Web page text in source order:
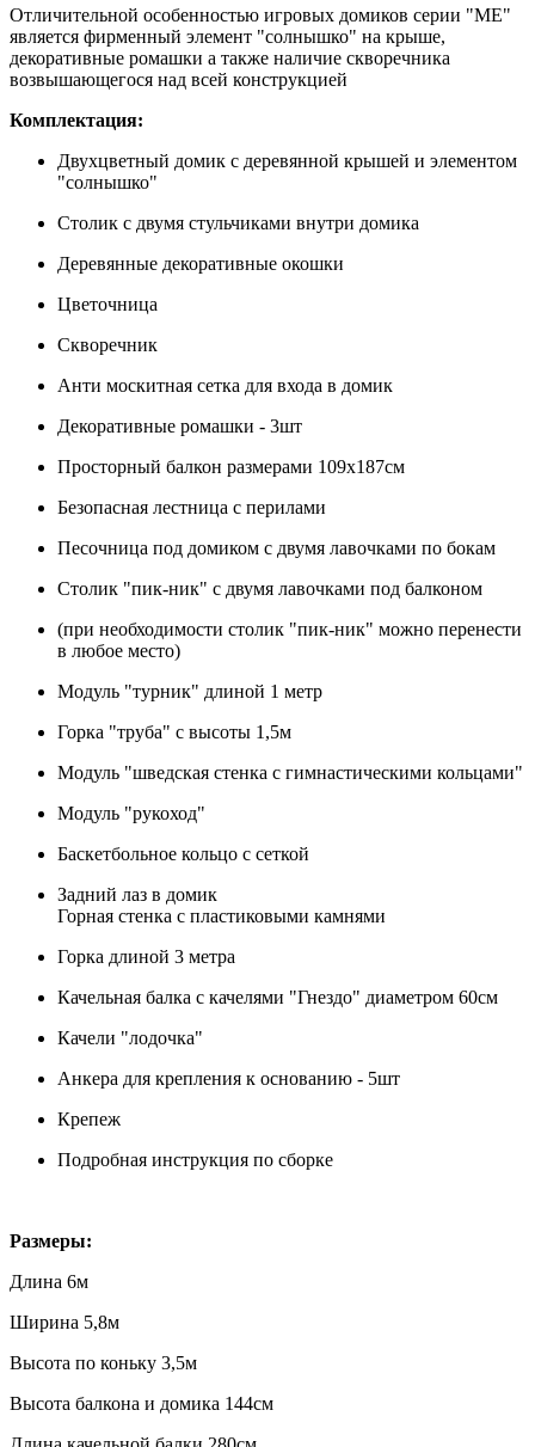
Отличительной особенностью игровых домиков серии "ME"
является фирменный элемент "солнышко" на крыше,
декоративные ромашки а также наличие скворечника
возвышающегося над всей конструкцией
Комплектация:
Двухцветный домик с деревянной крышей и элементом
"солнышко"
Столик с двумя стульчиками внутри домика
Деревянные декоративные окошки
Цветочница
Скворечник
Анти москитная сетка для входа в домик
Декоративные ромашки - 3шт
Просторный балкон размерами 109х187см
Безопасная лестница с перилами
Песочница под домиком с двумя лавочками по бокам
Столик "пик-ник" с двумя лавочками под балконом
(при необходимости столик "пик-ник" можно перенести
в любое место)
Модуль "турник" длиной 1 метр
Горка "труба" с высоты 1,5м
Модуль "шведская стенка с гимнастическими кольцами"
Модуль "рукоход"
Баскетбольное кольцо с сеткой
Задний лаз в домик
Горная стенка с пластиковыми камнями
Горка длиной 3 метра
Качельная балка с качелями "Гнездо" диаметром 60см
Качели "лодочка"
Анкера для крепления к основанию - 5шт
Крепеж
Подробная инструкция по сборке
Размеры:
Длина 6м
Ширина 5,8м
Высота по коньку 3,5м
Высота балкона и домика 144см